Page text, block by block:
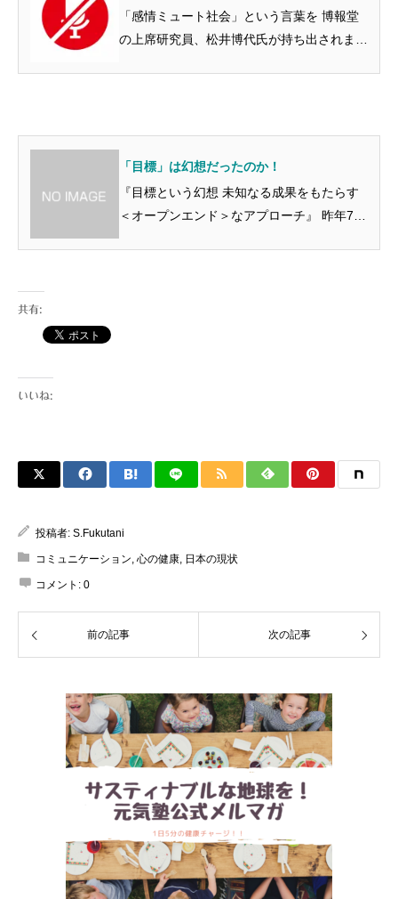
「感情ミュート社会」という言葉を 博報堂
の上席研究員、松井博代氏が持ち出されまし
「目標」は幻想だったのか！
『目標という幻想 未知なる成果をもたらす
＜オープンエンド＞なアプローチ』 昨年7月
共有:
いいね:
投稿者: S.Fukutani
コミュニケーション, 心の健康, 日本の現状
コメント: 0
前の記事 次の記事